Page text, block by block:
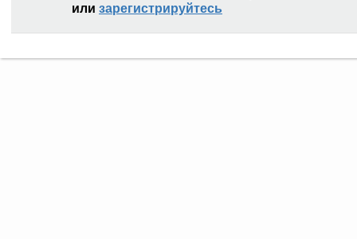
или зарегистрируйтесь